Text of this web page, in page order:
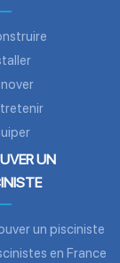
UN
un pisciniste
en France